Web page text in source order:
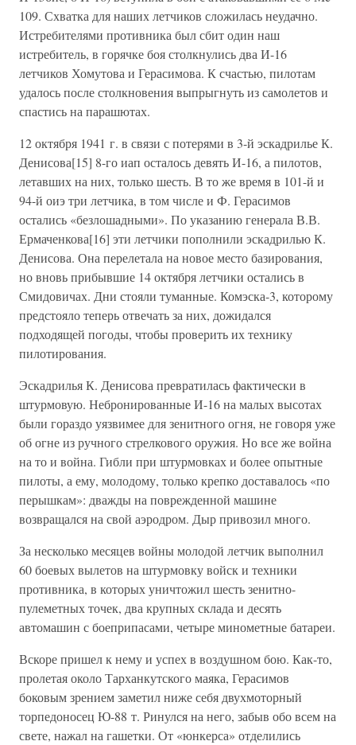
109. Схватка для наших летчиков сложилась неудачно.
Истребителями противника был сбит один наш
истребитель, в горячке боя столкнулись два И-16
летчиков Хомутова и Герасимова. К счастью, пилотам
удалось после столкновения выпрыгнуть из самолетов и
спастись на парашютах.
12 октября 1941 г. в связи с потерями в 3-й эскадрилье К.
Денисова[15] 8-го иап осталось девять И-16, а пилотов,
летавших на них, только шесть. В то же время в 101-й и
94-й оиэ три летчика, в том числе и Ф. Герасимов
остались «безлошадными». По указанию генерала В.В.
Ермаченкова[16] эти летчики пополнили эскадрилью К.
Денисова. Она перелетала на новое место базирования,
но вновь прибывшие 14 октября летчики остались в
Смидовичах. Дни стояли туманные. Комэска-3, которому
предстояло теперь отвечать за них, дожидался
подходящей погоды, чтобы проверить их технику
пилотирования.
Эскадрилья К. Денисова превратилась фактически в
штурмовую. Небронированные И-16 на малых высотах
были гораздо уязвимее для зенитного огня, не говоря уже
об огне из ручного стрелкового оружия. Но все же война
на то и война. Гибли при штурмовках и более опытные
пилоты, а ему, молодому, только крепко доставалось «по
перышкам»: дважды на поврежденной машине
возвращался на свой аэродром. Дыр привозил много.
За несколько месяцев войны молодой летчик выполнил
60 боевых вылетов на штурмовку войск и техники
противника, в которых уничтожил шесть зенитно-
пулеметных точек, два крупных склада и десять
автомашин с боеприпасами, четыре минометные батареи.
Вскоре пришел к нему и успех в воздушном бою. Как-то,
пролетая около Тарханкутского маяка, Герасимов
боковым зрением заметил ниже себя двухмоторный
торпедоносец Ю-88 т. Ринулся на него, забыв обо всем на
свете, нажал на гашетки. От «юнкерса» отделились